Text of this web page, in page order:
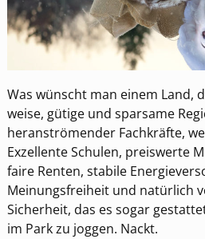
Was wünscht man einem Land,
weise, gütige und sparsame
heranströmender Fachkräfte,
Exzellente Schulen, preiswerte
faire Renten, stabile
Meinungsfreiheit und natürlich
Sicherheit, das es sogar
im Park zu joggen. Nackt.